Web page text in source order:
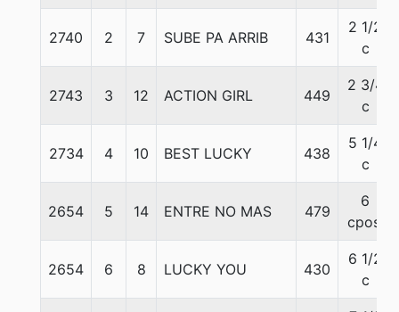
2740 2 7 SUBE PA ARRIB 431
2 1/2
c
2743 3 12 ACTION GIRL 449
2 3/4
c
2734 4 10 BEST LUCKY 438
5 1/4
c
2654 5 14 ENTRE NO MAS 479
6
cpos.
2654 6 8 LUCKY YOU 430
6 1/2
c